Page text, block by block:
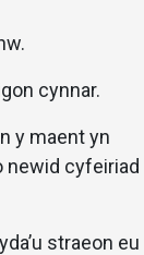
cynnar.
y maent yn
newid cyfeiriad
straeon eu